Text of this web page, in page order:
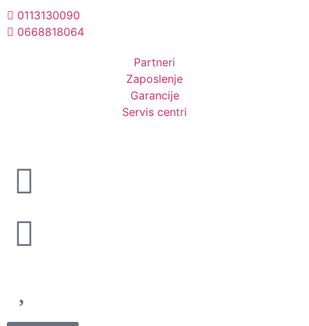
0113130090
0668818064
Partneri
Zaposlenje
Garancije
Servis centri